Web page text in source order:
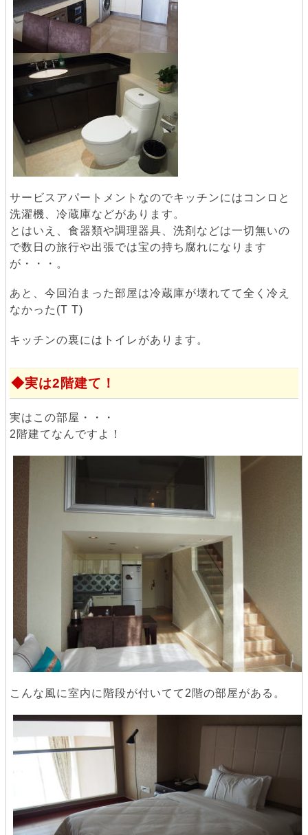
サービスアパートメントなのでキッチンにはコンロと
洗濯機、冷蔵庫などがあります。
とはいえ、食器類や調理器具、洗剤などは一切無いの
で数日の旅行や出張では宝の持ち腐れになります
が・・・。
あと、今回泊まった部屋は冷蔵庫が壊れてて全く冷え
なかった(T T)
キッチンの裏にはトイレがあります。
実は2階建て！
実はこの部屋・・・
2階建てなんですよ！
こんな風に室内に階段が付いてて2階の部屋がある。